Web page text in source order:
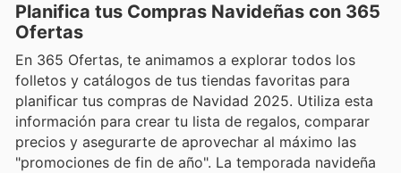
Planifica tus Compras Navideñas con 365
Ofertas
En 365 Ofertas, te animamos a explorar todos los
folletos y catálogos de tus tiendas favoritas para
planificar tus compras de Navidad 2025. Utiliza esta
información para crear tu lista de regalos, comparar
precios y asegurarte de aprovechar al máximo las
"promociones de fin de año". La temporada navideña